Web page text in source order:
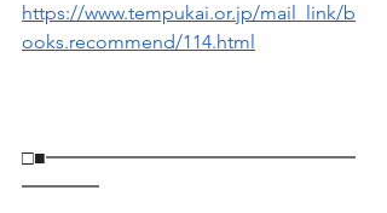
https://www.tempukai.or.jp/mail_link/b
ooks.recommend/114.html
□■━━━━━━━━━━━━━━━━
━━━━